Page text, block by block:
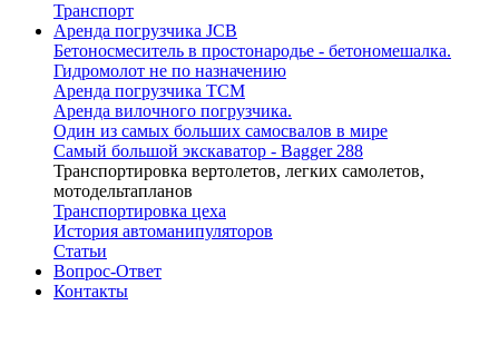
Транспорт
Аренда погрузчика JCB
Бетоносмеситель в простонародье - бетономешалка.
Гидромолот не по назначению
Аренда погрузчика TCM
Аренда вилочного погрузчика.
Один из самых больших самосвалов в мире
Самый большой экскаватор - Bagger 288
Транспортировка вертолетов, легких самолетов,
мотодельтапланов
Транспортировка цеха
История автоманипуляторов
Статьи
Вопрос-Ответ
Контакты